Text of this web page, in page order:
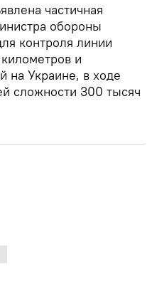
частичная
обороны
контроля линии
и
на Украине, в ходе
сложности 300 тысяч